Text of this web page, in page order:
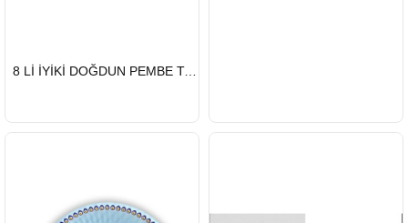
HIZLI
GÖNDERİ
8 Lİ İYİKİ DOĞDUN PEMBE TABAK BARDAK SET